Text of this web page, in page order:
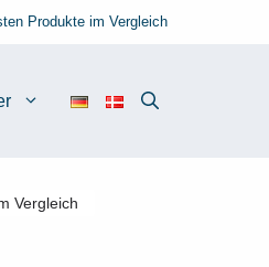
Produkte im Vergleich
Vergleich